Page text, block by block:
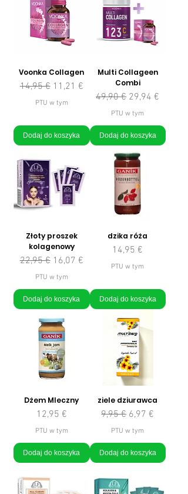
Voonka Collagen
Regularna cena
14,95 € Cena rabatowa
11,21 €
PTU w tym
Dodaj do koszyka
Multi Collageen
Combi
Regularna cena
49,90 € Cena rabatowa
29,94 €
PTU w tym
Dodaj do koszyka
Złoty proszek
kolagenowy
Regularna cena
22,95 € Cena rabatowa
16,07 €
PTU w tym
Dodaj do koszyka
dzika róża
Cena
14,95 €
PTU w tym
Dodaj do koszyka
Dżem Mleczny
Cena
12,95 €
PTU w tym
Dodaj do koszyka
ziele dziurawca
Regularna cena
9,95 € Cena rabatowa
6,97 €
PTU w tym
Dodaj do koszyka